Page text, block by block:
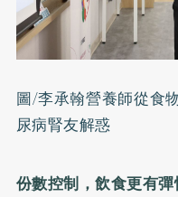
圖/李承翰營養師從食
尿病腎友解惑
份數控制，飲食更有